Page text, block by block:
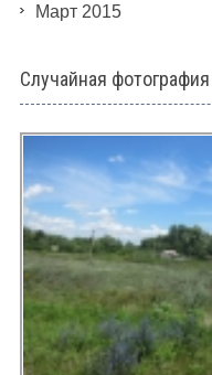
Март 2015
Случайная фотография